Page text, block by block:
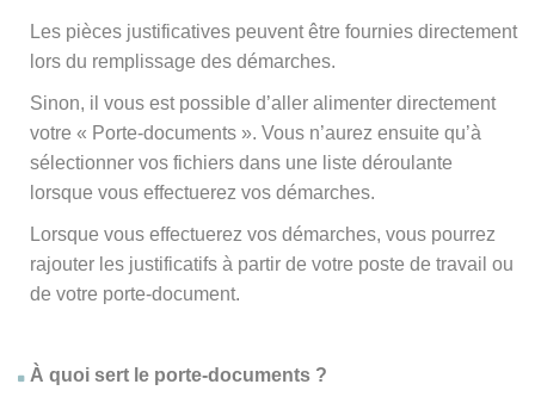
Les pièces justificatives peuvent être fournies directement
lors du remplissage des démarches.
Sinon, il vous est possible d’aller alimenter directement
votre « Porte-documents ». Vous n’aurez ensuite qu’à
sélectionner vos fichiers dans une liste déroulante
lorsque vous effectuerez vos démarches.
Lorsque vous effectuerez vos démarches, vous pourrez
rajouter les justificatifs à partir de votre poste de travail ou
de votre porte-document.
À quoi sert le porte-documents ?